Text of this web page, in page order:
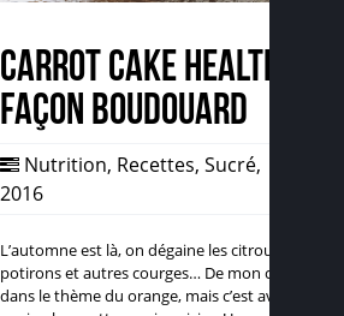
Carrot Cake healthy,
façon Boudouard
Nutrition, Recettes, Sucré,
2016
L’automne est là, on dégaine les citrouilles,
potirons et autres courges… De mon côté je reste
dans le thème du orange, mais c’est avec ma